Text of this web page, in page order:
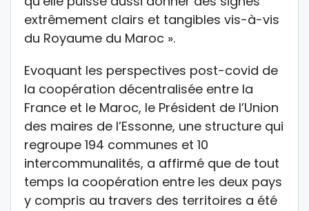
extrêmement clairs et tangibles vis-à-vis
du Royaume du Maroc ».
Evoquant les perspectives post-covid de
la coopération décentralisée entre la
France et le Maroc, le Président de l’Union
des maires de l’Essonne, une structure qui
regroupe 194 communes et 10
intercommunalités, a affirmé que de tout
temps la coopération entre les deux pays
y compris au travers des territoires a été